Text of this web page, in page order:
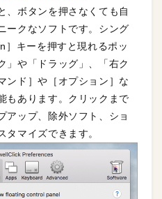
、ボタンを押さなくても自
ークなソフトです。シング
］キーを押すと現れるポッ
」や「ドラッグ」、「右ク
ンド］や［オプション］な
もあります。クリックまで
アップ、除外ソフト、ショ
タマイズできます。